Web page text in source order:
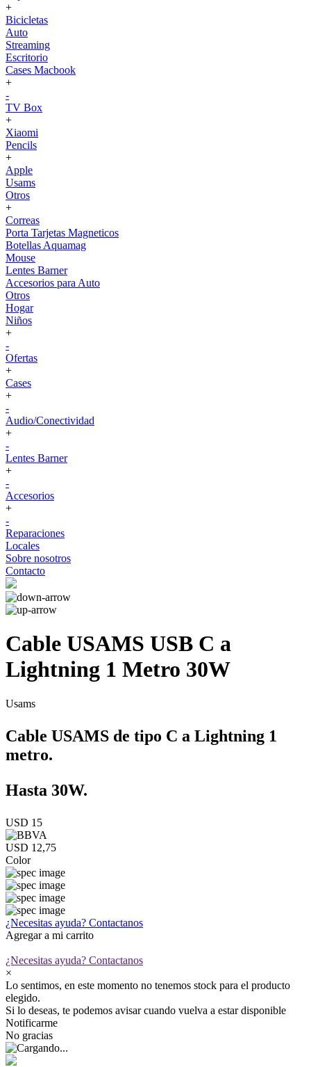
+
Bicicletas
Auto
Streaming
Escritorio
Cases Macbook
+
-
TV Box
+
Xiaomi
Pencils
+
Apple
Usams
Otros
+
Correas
Porta Tarjetas Magneticos
Botellas Aquamag
Mouse
Lentes Barner
Accesorios para Auto
Otros
Hogar
Niños
+
-
Ofertas
+
Cases
+
-
Audio/Conectividad
+
-
Lentes Barner
+
-
Accesorios
+
-
Reparaciones
Locales
Sobre nosotros
Contacto
Cable USAMS USB C a
Lightning 1 Metro 30W
Usams
Cable USAMS de tipo C a Lightning 1
metro.
Hasta 30W.
USD 15
USD 12,75
Color
¿Necesitas ayuda? Contactanos
Agregar a mi carrito
¿Necesitas ayuda? Contactanos
×
Lo sentimos, en este momento no tenemos stock para el producto
elegido.
Si lo deseas, te podemos avisar cuando vuelva a estar disponible
Notificarme
No gracias